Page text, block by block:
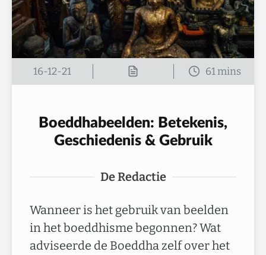
16-12-21
Boeddhabeelden: Betekenis,
Geschiedenis & Gebruik
De Redactie
Wanneer is het gebruik van beelden
in het boeddhisme begonnen? Wat
adviseerde de Boeddha zelf over het